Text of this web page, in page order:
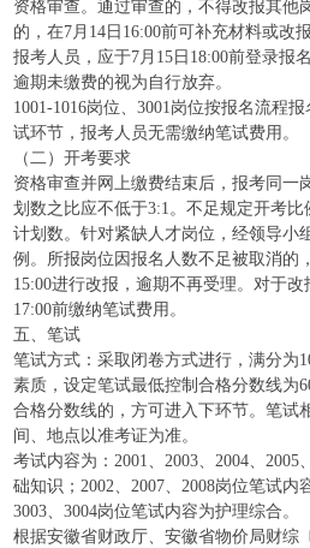
资格审查。通过审查的，不得改报其他
的，在7月14日16:00前可补充材料或改
报考人员，应于7月15日18:00前登录报
逾期未缴费的视为自行放弃。
1001-1016岗位、3001岗位按报名流程
试环节，报考人员无需缴纳笔试费用。
（二）开考要求
资格审查并网上缴费结束后，报考同一
划数之比应不低于3:1。不足规定开考
计划数。针对紧缺人才岗位，经领导小
例。所报岗位因报名人数不足被取消的
15:00进行改报，逾期不再受理。对于
17:00前缴纳笔试费用。
五、笔试
笔试方式：采取闭卷方式进行，满分为
素质，设定笔试最低控制合格分数线为
合格分数线的，方可进入下环节。笔试
间、地点以准考证为准。
考试内容为：2001、2003、2004、
础知识；2002、2007、2008岗位笔试内
3003、3004岗位笔试内容为护理综合。
根据安徽省财政厅、安徽省物价局财综